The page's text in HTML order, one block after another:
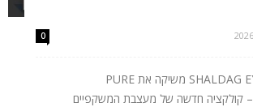
0
קבוצת SHALDAG EYEWEAR משיקה את PURE
COLLECTION – קולקציה חדשה של מעצבת המשקפיים